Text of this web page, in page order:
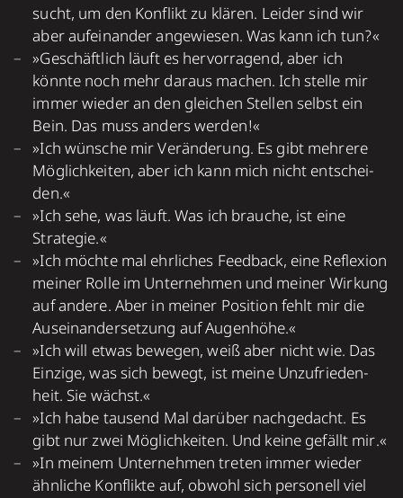
sucht, um den Kon­flikt zu klären. Leider sind wir
aber auf­ein­an­der ange­wie­sen. Was kann ich tun?«
»Geschäftlich läuft es her­vor­ra­gend, aber ich
könnte noch mehr daraus machen. Ich stelle mir
immer wieder an den glei­chen Stel­len selbst ein
Bein. Das muss anders werden!«
»Ich wünsche mir Ver­än­de­rung. Es gibt mehrere
Mög­lich­kei­ten, aber ich kann mich nicht ent­schei­
den.«
»Ich sehe, was läuft. Was ich brauche, ist eine
Strategie.«
»Ich möchte mal ehr­liches Feed­back, eine Reflexion
meiner Rolle im Unter­neh­men und meiner Wir­kung
auf andere. Aber in meiner Posi­tion fehlt mir die
Aus­ein­ander­set­zung auf Augen­höhe.«
»Ich will etwas bewe­gen, weiß aber nicht wie. Das
Ein­zige, was sich bewegt, ist meine Unzu­frie­den­
heit. Sie wächst.«
»Ich habe tau­send Mal darüber nach­gedacht. Es
gibt nur zwei Mög­lich­kei­ten. Und keine gefällt mir.«
»In meinem Unter­neh­men tre­ten immer wieder
ähnliche Kon­flikte auf, obwohl sich perso­nell viel